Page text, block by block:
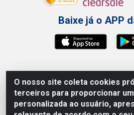
O nosso site coleta cookies
terceiros para proporcionar
personalizada ao usuário,
Baixe já o APP
Bravi Consumíveis de Higiene e
CNPJ 19.457.137/
Av. Sul Gov. Cid Sampaio,
Imbiribeira - Recife/PE -